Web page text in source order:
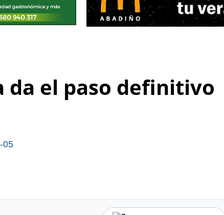
da el paso definitivo
05